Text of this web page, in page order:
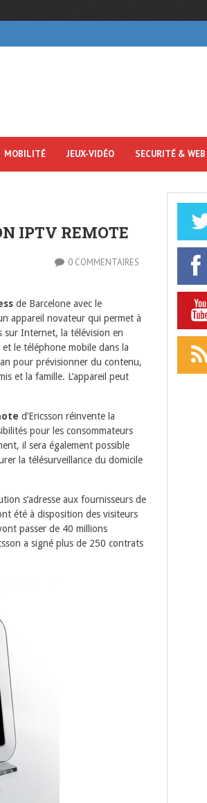
MOBILITÉ JEUX-VIDÉO SECURITÉ & WEB
IPTV REMOTE
0 COMMENTAIRES
de Barcelone avec le
appareil novateur qui permet à
sur Internet, la télévision en
le téléphone mobile dans la
pour prévisionner du contenu,
et la famille. L’appareil peut
d’Ericsson réinvente la
pour les consommateurs
il sera également possible
la télésurveillance du domicile
s’adresse aux fournisseurs de
été à disposition des visiteurs
passer de 40 millions
a signé plus de 250 contrats